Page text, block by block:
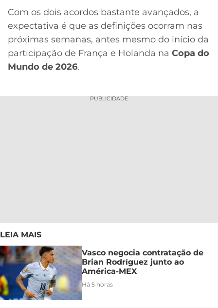
Com os dois acordos bastante avançados, a
expectativa é que as definições ocorram nas
próximas semanas, antes mesmo do início da
participação de França e Holanda na Copa do
Mundo de 2026.
PUBLICIDADE
LEIA MAIS
Vasco negocia contratação de
Brian Rodríguez junto ao
América-MEX
Há 5 horas